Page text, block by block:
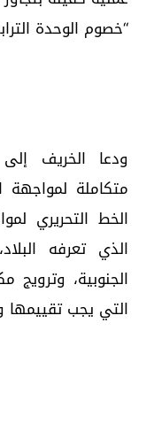
“خصوم الوحدة
ودعا الخريف
متكاملة لمواجهة
الخط التحريري
الذي تعرفه
الجنوبية، وترويج
التي يجب